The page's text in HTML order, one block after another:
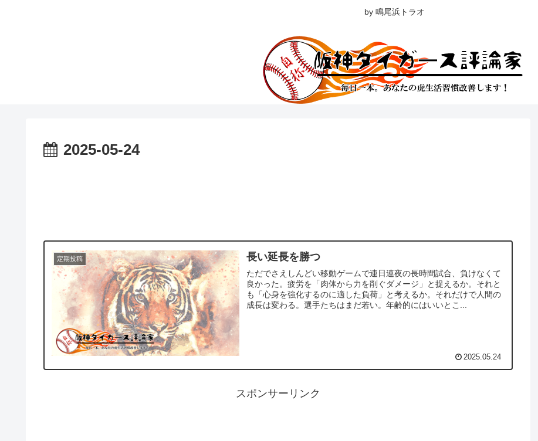
by 鳴尾浜トラオ
2025-05-24
定期投稿 長い延長を勝つ
ただでさえしんどい移動ゲームで連日連夜の長時間試合、負けなくて
良かった。疲労を「肉体から力を削ぐダメージ」と捉えるか。それと
も「心身を強化するのに適した負荷」と考えるか。それだけで人間の
成長は変わる。選手たちはまだ若い。年齢的にはいいとこ...
2025.05.24
スポンサーリンク